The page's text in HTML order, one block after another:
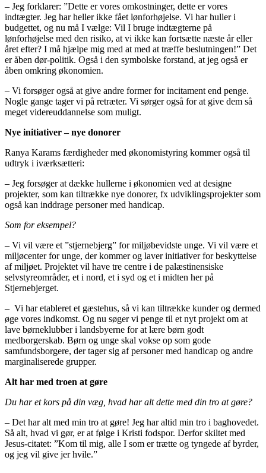
– Jeg forklarer: ”Dette er vores omkostninger, dette er vores
indtægter. Jeg har heller ikke fået lønforhøjelse. Vi har huller i
budgettet, og nu må I vælge: Vil I bruge indtægterne på
lønforhøjelse med den risiko, at vi ikke kan fortsætte næste år eller
året efter? I må hjælpe mig med at med at træffe beslutningen!” Det
er åben dør-politik. Også i den symbolske forstand, at jeg også er
åben omkring økonomien.
– Vi forsøger også at give andre former for incitament end penge.
Nogle gange tager vi på retræter. Vi sørger også for at give dem så
meget videreuddannelse som muligt.
Nye initiativer – nye donorer
Ranya Karams færdigheder med økonomistyring kommer også til
udtryk i iværksætteri:
– Jeg forsøger at dække hullerne i økonomien ved at designe
projekter, som kan tiltrække nye donorer, fx udviklingsprojekter som
også kan inddrage personer med handicap.
Som for eksempel?
– Vi vil være et ”stjernebjerg” for miljøbevidste unge. Vi vil være et
miljøcenter for unge, der kommer og laver initiativer for beskyttelse
af miljøet. Projektet vil have tre centre i de palæstinensiske
selvstyreområder, et i nord, et i syd og et i midten her på
Stjernebjerget.
– Vi har etableret et gæstehus, så vi kan tiltrække kunder og dermed
øge vores indkomst. Og nu søger vi penge til et nyt projekt om at
lave børneklubber i landsbyerne for at lære børn godt
medborgerskab. Børn og unge skal vokse op som gode
samfundsborgere, der tager sig af personer med handicap og andre
marginaliserede grupper.
Alt har med troen at gøre
Du har et kors på din væg, hvad har alt dette med din tro at gøre?
– Det har alt med min tro at gøre! Jeg har altid min tro i baghovedet.
Så alt, hvad vi gør, er at følge i Kristi fodspor. Derfor skiltet med
Jesus-citatet: ”Kom til mig, alle I som er trætte og tyngede af byrder,
og jeg vil give jer hvile.”